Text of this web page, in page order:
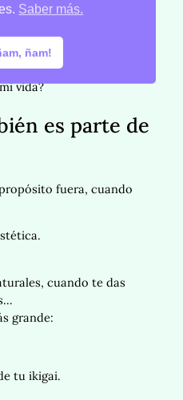
preguntarte:
vida?
es parte de
fuera, cuando
cuando te das
grande:
tu ikigai.
Saber más.
ñam!